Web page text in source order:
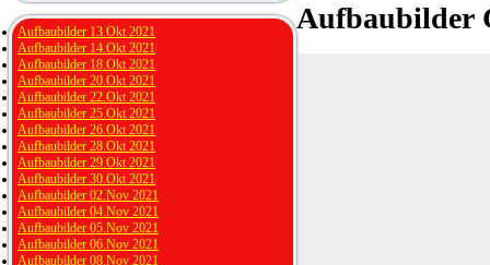
Aufbaubilder
Aufbaubilder 13.Okt 2021
Aufbaubilder 14.Okt 2021
Aufbaubilder 18.Okt 2021
Aufbaubilder 20.Okt 2021
Aufbaubilder 22.Okt 2021
Aufbaubilder 25.Okt 2021
Aufbaubilder 26.Okt 2021
Aufbaubilder 28.Okt 2021
Aufbaubilder 29.Okt 2021
Aufbaubilder 30.Okt 2021
Aufbaubilder 02.Nov 2021
Aufbaubilder 04.Nov 2021
Aufbaubilder 05.Nov 2021
Aufbaubilder 06.Nov 2021
Aufbaubilder 08.Nov 2021